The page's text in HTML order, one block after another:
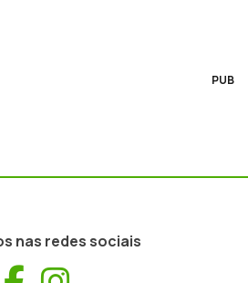
PUB
nas redes sociais